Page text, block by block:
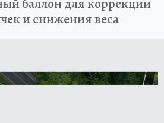
баллон для коррекции
и снижения веса